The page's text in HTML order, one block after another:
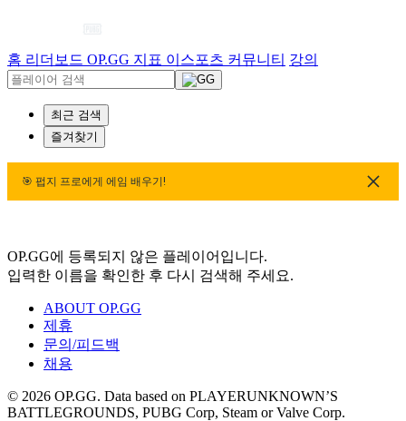
홈 리더보드 OP.GG 지표 이스포츠 커뮤니티 강의
최근 검색
즐겨찾기
🎯 펍지 프로에게 에임 배우기!
OP.GG에 등록되지 않은 플레이어입니다.
입력한 이름을 확인한 후 다시 검색해 주세요.
ABOUT OP.GG
제휴
문의/피드백
채용
© 2026 OP.GG. Data based on PLAYERUNKNOWN’S
BATTLEGROUNDS, PUBG Corp, Steam or Valve Corp.